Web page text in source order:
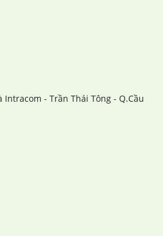
Intracom - Trần Thái Tông - Q.Cầu